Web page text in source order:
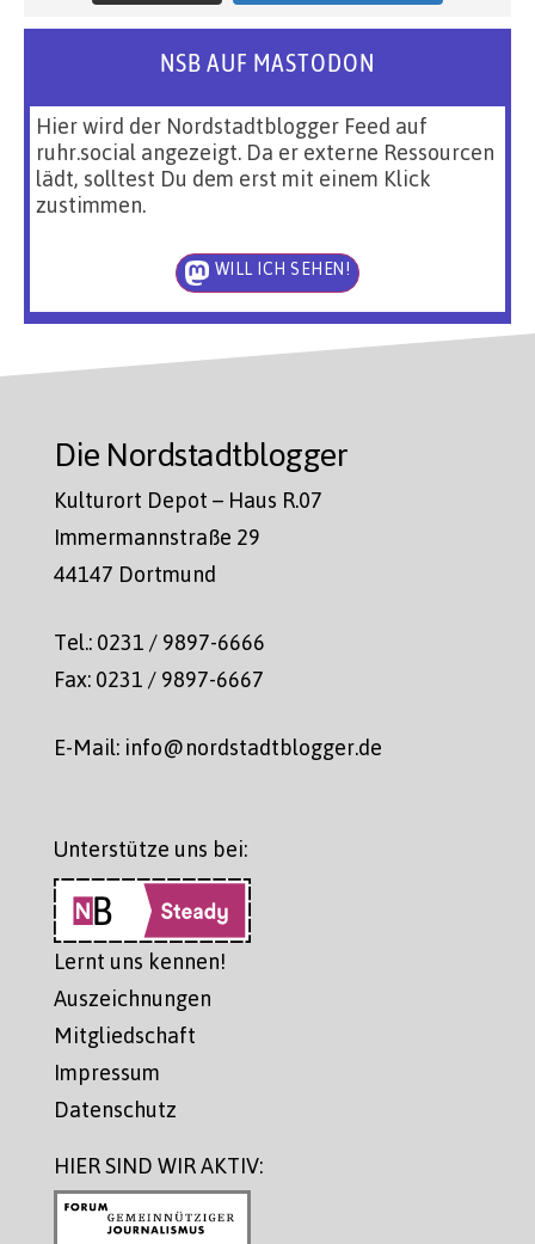
NSB AUF MASTODON
Hier wird der Nordstadtblogger Feed auf
ruhr.social angezeigt. Da er externe Ressourcen
lädt, solltest Du dem erst mit einem Klick
zustimmen.
WILL ICH SEHEN!
Die Nordstadtblogger
Kulturort Depot – Haus R.07
Immermannstraße 29
44147 Dortmund
Tel.: 0231 / 9897-6666
Fax: 0231 / 9897-6667
E-Mail: info@nordstadtblogger.de
Unterstütze uns bei:
Lernt uns kennen!
Auszeichnungen
Mitgliedschaft
Impressum
Datenschutz
HIER SIND WIR AKTIV: